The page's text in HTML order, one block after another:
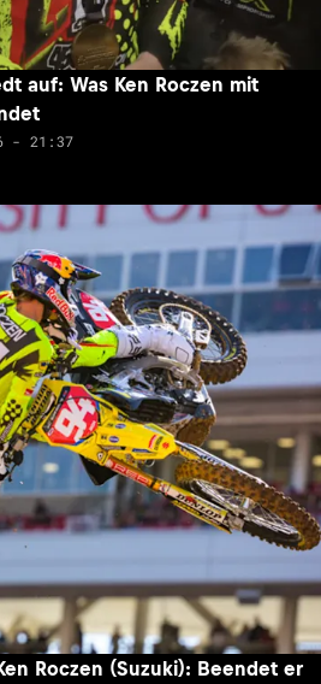
auf: Was Ken Roczen mit
- 21:37
Roczen (Suzuki): Beendet er